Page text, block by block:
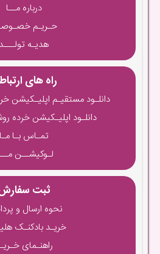
درباره مــا
حـریـم
هدیـه
راه های
دانلـود مستقیـم اپلیـکیشن
دانلـود اپلیـکیشن خرده
تمـاس بـا مـا
لـوکیشــن
ثبت
نحوه ارسال و
خریـد بادکنـک
راهنـمای